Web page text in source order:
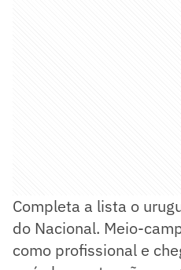
Completa a lista o
do Nacional. Meio-
como profissional e